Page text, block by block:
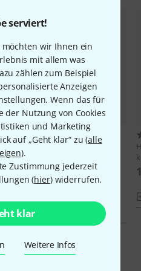
serviert!
wir Ihnen ein
mit allem was
zählen zum Beispiel
Anzeigen
Wenn das für
der Nutzung von Cookies
und Marketing
auf „Geht klar“ zu (alle
).
Zustimmung jederzeit
(hier) widerrufen.
klar
Weitere Infos
HohnerBravo III 96 silent key
red
1.699 CHF